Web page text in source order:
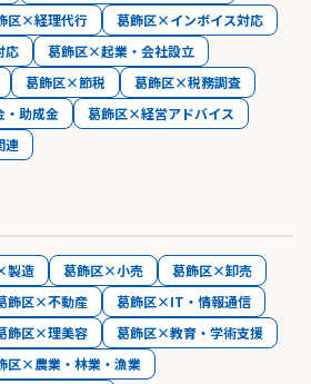
区×経理代行
葛飾区×インボイス対応
応
葛飾区×起業・会社設立
葛飾区×節税
葛飾区×税務調査
助成金
葛飾区×経営アドバイス
連
製造 葛飾区×小売
葛飾区×卸売
飾区×不動産
葛飾区×IT・情報通信
飾区×理美容
葛飾区×教育・学術支援
区×農業・林業・漁業